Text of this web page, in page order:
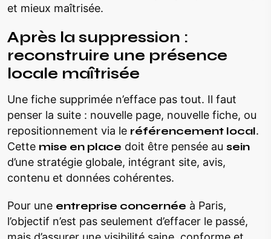
et mieux maîtrisée.
Après la suppression :
reconstruire une présence
locale maîtrisée
Une fiche supprimée n’efface pas tout. Il faut
penser la suite : nouvelle page, nouvelle fiche, ou
repositionnement via le référencement local.
Cette mise en place doit être pensée au sein
d’une stratégie globale, intégrant site, avis,
contenu et données cohérentes.
Pour une entreprise concernée à Paris,
l’objectif n’est pas seulement d’effacer le passé,